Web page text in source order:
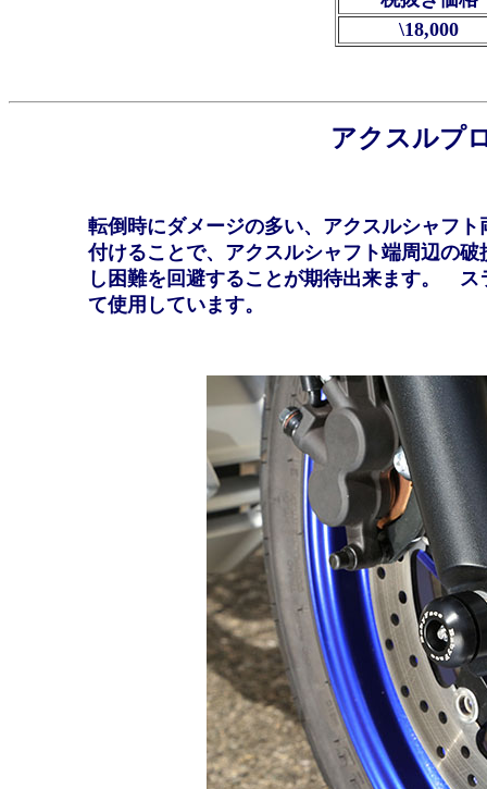
\18,000
アクスルプ
転倒時にダメージの多い、アクスルシャフ
付けることで、アクスルシャフト端周辺の
し困難を回避することが期待出来ます。 ス
て使用しています。